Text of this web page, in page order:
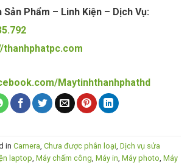
Sản Phẩm – Linh Kiện – Dịch Vụ:
thanhphatpc.com
Maytinhthanhphathd
in Camera, Chưa được phân loại, Dịch vụ sửa
laptop, Máy chấm công, Máy in, Máy photo, Máy